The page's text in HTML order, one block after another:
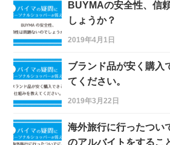
BUYMAの安全性、信
しょうか？
2019年4月1日
ブランド品が安く購入
てください。
2019年3月22日
海外旅行に行ったつい
のアルバイトをするこ